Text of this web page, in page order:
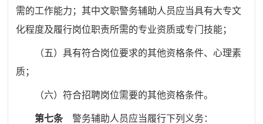
需的工作能力 ；其中文职警务辅助人员应当具有大专文
化程度及履行岗位职责所需的专业资质或专门技能；
（五）具有符合岗位要求的其他资格条件、心理素
质；
（六）符合招聘岗位需要的其他资格条件。
第七条 警务辅助人员应当履行下列义务：